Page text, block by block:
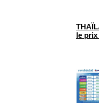
le